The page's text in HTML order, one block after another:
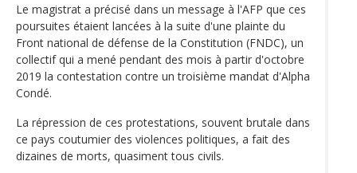
Le magistrat a précisé dans un message à l'AFP que ces
poursuites étaient lancées à la suite d'une plainte du
Front national de défense de la Constitution (FNDC), un
collectif qui a mené pendant des mois à partir d'octobre
2019 la contestation contre un troisième mandat d'Alpha
Condé.
La répression de ces protestations, souvent brutale dans
ce pays coutumier des violences politiques, a fait des
dizaines de morts, quasiment tous civils.